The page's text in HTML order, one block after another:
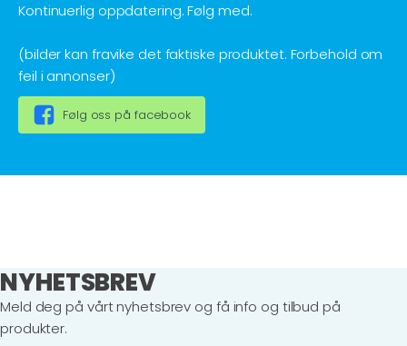
Kontinuerlig oppdatering. Følg med.
(bilder kan fravike det faktiske produktet. Forbehold om
feil i annonser)
Følg oss på facebook
NYHETSBREV
Meld deg på vårt nyhetsbrev og få info og tilbud på
produkter.